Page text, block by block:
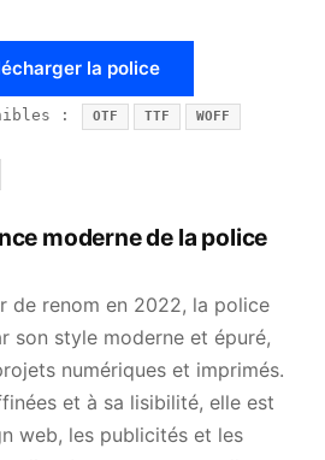
la police
: OTF TTF WOFF
moderne de la police
de renom en 2022, la police
son style moderne et épuré,
numériques et imprimés.
et à sa lisibilité, elle est
web, les publicités et les